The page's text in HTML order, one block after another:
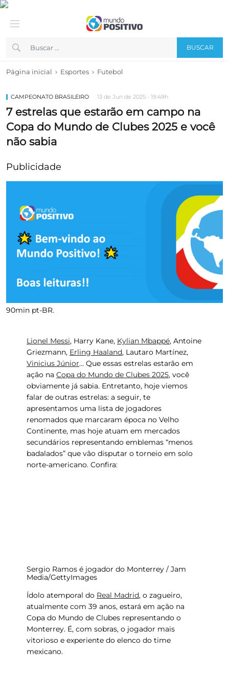
BUSCAR
Página inicial › Esportes › Futebol
CAMPEONATO BRASILEIRO 13 de Jun de 2025 - 19:49h
7 estrelas que estarão em campo na
Copa do Mundo de Clubes 2025 e você
não sabia
Publicidade
90min pt-BR.
Lionel Messi, Harry Kane, Kylian Mbappé, Antoine
Griezmann, Erling Haaland, Lautaro Martínez,
Vinicius Júnior… Que essas estrelas estarão em
ação na Copa do Mundo de Clubes 2025, você
obviamente já sabia. Entretanto, hoje viemos
falar de outras estrelas: a seguir, te
apresentamos uma lista de jogadores
renomados que marcaram época no Velho
Continente, mas hoje atuam em mercados
secundários representando emblemas “menos
badalados” que vão disputar o torneio em solo
norte-americano. Confira:
Sergio Ramos é jogador do Monterrey / Jam
Media/GettyImages
Ídolo atemporal do Real Madrid, o zagueiro,
atualmente com 39 anos, estará em ação na
Copa do Mundo de Clubes representando o
Monterrey. É, com sobras, o jogador mais
vitorioso e experiente do elenco do time
mexicano.